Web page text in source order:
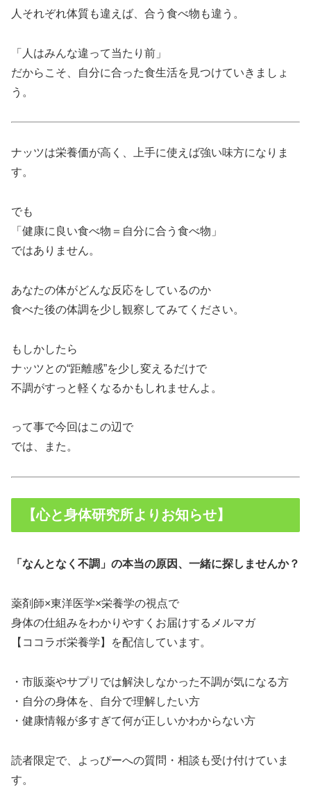
人それぞれ体質も違えば、合う食べ物も違う。
「人はみんな違って当たり前」
だからこそ、自分に合った食生活を見つけていきましょ
う。
ナッツは栄養価が高く、上手に使えば強い味方になりま
す。
でも
「健康に良い食べ物＝自分に合う食べ物」
ではありません。
あなたの体がどんな反応をしているのか
食べた後の体調を少し観察してみてください。
もしかしたら
ナッツとの“距離感”を少し変えるだけで
不調がすっと軽くなるかもしれませんよ。
って事で今回はこの辺で
では、また。
【心と身体研究所よりお知らせ】
「なんとなく不調」の本当の原因、一緒に探しませんか？
薬剤師×東洋医学×栄養学の視点で
身体の仕組みをわかりやすくお届けするメルマガ
【ココラボ栄養学】を配信しています。
・市販薬やサプリでは解決しなかった不調が気になる方
・自分の身体を、自分で理解したい方
・健康情報が多すぎて何が正しいかわからない方
読者限定で、よっぴーへの質問・相談も受け付けていま
す。